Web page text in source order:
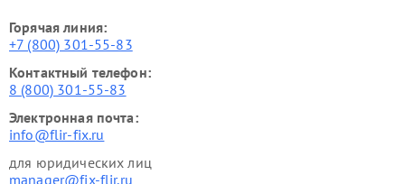
Горячая линия:
+7 (800) 301-55-83
Контактный телефон:
8 (800) 301-55-83
Электронная почта:
info@flir-fix.ru
для юридических лиц
manager@fix-flir.ru